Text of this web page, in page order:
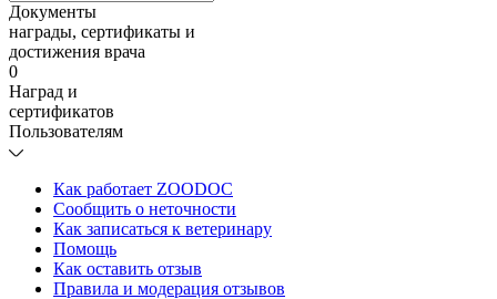
Документы
награды, сертификаты и
достижения врача
0
Наград и
сертификатов
Пользователям
Как работает ZOODOC
Сообщить о неточности
Как записаться к ветеринару
Помощь
Как оставить отзыв
Правила и модерация отзывов